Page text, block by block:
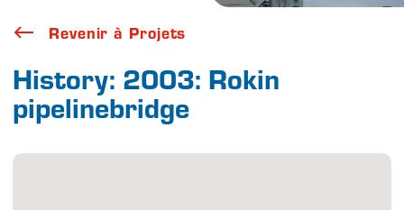
Revenir à Projets
History: 2003: Rokin
pipelinebridge